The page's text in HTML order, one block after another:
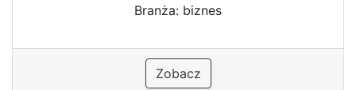
Branża: biznes
Zobacz